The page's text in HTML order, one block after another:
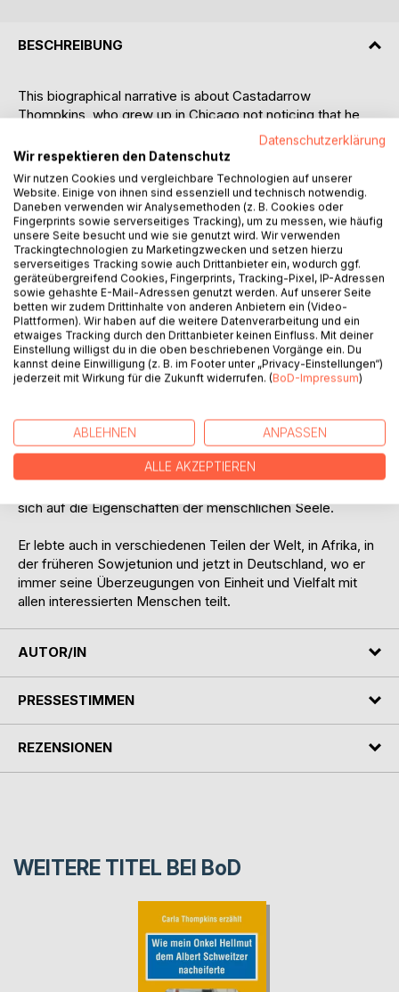
BESCHREIBUNG
This biographical narrative is about Castadarrow
Thompkins, who grew up in Chicago not noticing that he
was surrounded by prejudice. He did not realize these
biases as a young person. He loved to sing and dance.
Much later in his life he saw all of humanity as one entity.
Castadarrow focused on the qualities of the human soul.
He also lived in different parts of the world, in Africa, in the
former Soviet Union, and now in Germany, where he always
shares his beliefs about unity and diversity with interested
people.
Diese biografische Erzählung handelt von Castadarrow
Thompkins, der in Chicago aufwuchs, ohne zu bemerken,
es, zu singen und zu tanzen.
Viel später in seinem Leben sah er die gesamte
sich auf die Eigenschaften der menschlichen Seele.
Er lebte auch in verschiedenen Teilen der Welt, in Afrika, in
der früheren Sowjetunion und jetzt in Deutschland, wo er
immer seine Überzeugungen von Einheit und Vielfalt mit
allen interessierten Menschen teilt.
AUTOR/IN
PRESSESTIMMEN
REZENSIONEN
WEITERE TITEL BEI BoD
Datenschutzerklärung
Wir respektieren den Datenschutz
Wir nutzen Cookies und vergleichbare Technologien auf unserer
Website. Einige von ihnen sind essenziell und technisch notwendig.
Daneben verwenden wir Analysemethoden (z. B. Cookies oder
Fingerprints sowie serverseitiges Tracking), um zu messen, wie häufig
unsere Seite besucht und wie sie genutzt wird. Wir verwenden
Trackingtechnologien zu Marketingzwecken und setzen hierzu
serverseitiges Tracking sowie auch Drittanbieter ein, wodurch ggf.
geräteübergreifend Cookies, Fingerprints, Tracking-Pixel, IP-Adressen
sowie gehashte E-Mail-Adressen genutzt werden. Auf unserer Seite
betten wir zudem Drittinhalte von anderen Anbietern ein (Video-
Plattformen). Wir haben auf die weitere Datenverarbeitung und ein
etwaiges Tracking durch den Drittanbieter keinen Einfluss. Mit deiner
Einstellung willigst du in die oben beschriebenen Vorgänge ein. Du
kannst deine Einwilligung (z. B. im Footer unter „Privacy-Einstellungen“)
jederzeit mit Wirkung für die Zukunft widerrufen. (BoD-Impressum)
ABLEHNEN ANPASSEN
ALLE AKZEPTIEREN